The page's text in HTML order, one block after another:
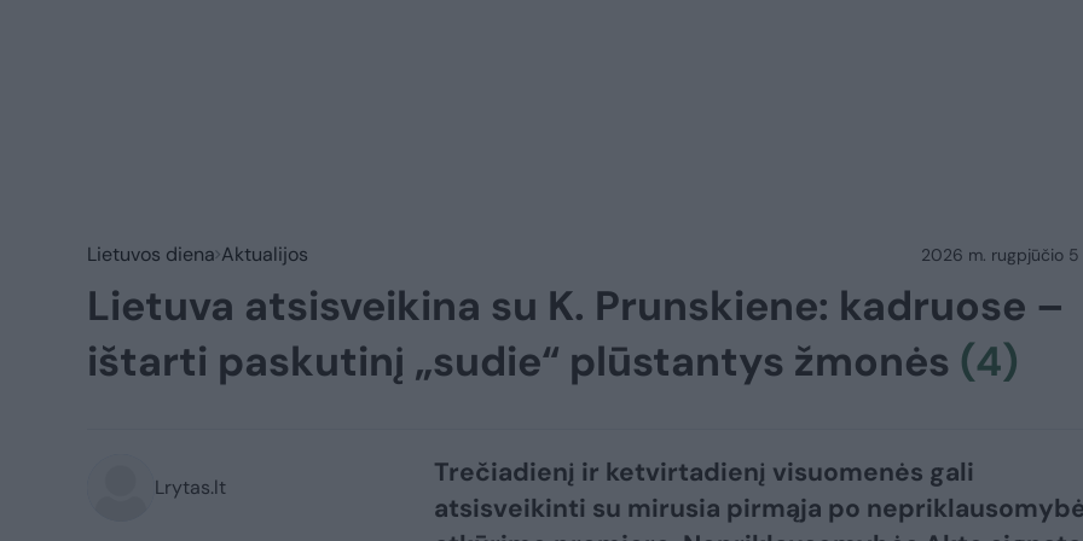
Lietuvos diena Aktualijos 2026 m. rugpjūčio 5
Lietuva atsisveikina su K. Prunskiene: kadruose –
ištarti paskutinį „sudie“ plūstantys žmonės (4)
Lrytas.lt
Trečiadienį ir ketvirtadienį visuomenės gali
atsisveikinti su mirusia pirmąja po